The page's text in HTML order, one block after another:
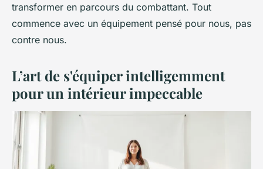
transformer en parcours du combattant. Tout
commence avec un équipement pensé pour nous, pas
contre nous.
L’art de s'équiper intelligemment
pour un intérieur impeccable